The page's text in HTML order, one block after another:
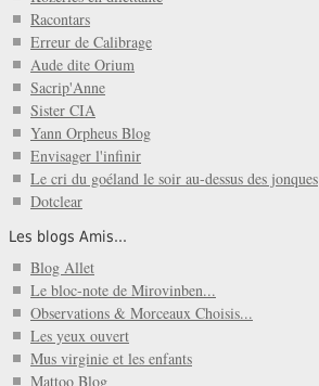
Racontars
Erreur de Calibrage
Aude dite Orium
Sacrip'Anne
Sister CIA
Yann Orpheus Blog
Envisager l'infinir
Le cri du goéland le soir au-dessus des jonques
Dotclear
Les blogs Amis...
Blog Allet
Le bloc-note de Mirovinben...
Observations & Morceaux Choisis...
Les yeux ouvert
Mus virginie et les enfants
Mattoo Blog